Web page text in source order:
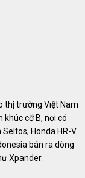
thị trường Việt Nam
khúc cỡ B, nơi có
Honda HR-V.
bán ra dòng
Xpander.